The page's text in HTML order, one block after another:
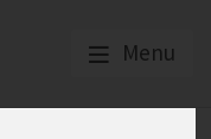
Menu